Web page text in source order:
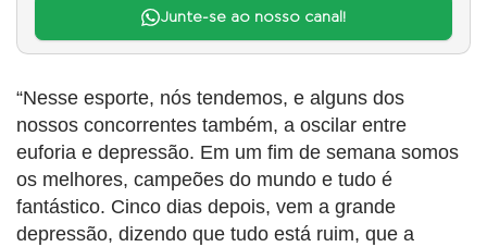
Junte-se ao nosso canal!
“Nesse esporte, nós tendemos, e alguns dos
nossos concorrentes também, a oscilar entre
euforia e depressão. Em um fim de semana somos
os melhores, campeões do mundo e tudo é
fantástico. Cinco dias depois, vem a grande
depressão, dizendo que tudo está ruim, que a